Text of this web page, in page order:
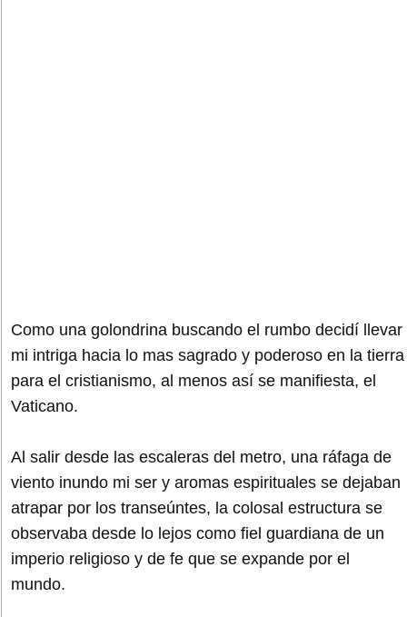
Como una golondrina buscando el rumbo decidí llevar
mi intriga hacia lo mas sagrado y poderoso en la tierra
para el cristianismo, al menos así se manifiesta, el
Vaticano.
Al salir desde las escaleras del metro, una ráfaga de
viento inundo mi ser y aromas espirituales se dejaban
atrapar por los transeúntes, la colosal estructura se
observaba desde lo lejos como fiel guardiana de un
imperio religioso y de fe que se expande por el
mundo.